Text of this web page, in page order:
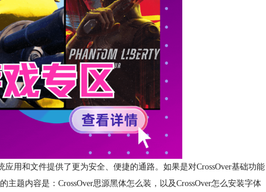
应用和文件提供了更为安全、便捷的通路。如果是对CrossOver基础功能
题内容是：CrossOver思源黑体怎么装，以及CrossOver怎么安装字体